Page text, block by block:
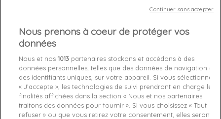
Taille :
XXL
Chez vousentre lesamedi 08/08/26 et lelundi 10/08/26
Nous prenons à coeur de protéger vos
données
Nous et nos1013 partenaires stockons et accédons à des
données personnelles, telles que des données de navigation ou
des identifiants uniques, sur votre appareil. Si vous sélectionnez
« J’accepte », les technologies de suivi prendront en charge les
finalités affichées dans la section « Nous et nos partenaires
traitons des données pour fournir ». Si vous choisissez « Tout
refuser » ou que vous retirez votre consentement, elles seront
Continuer sans accepter